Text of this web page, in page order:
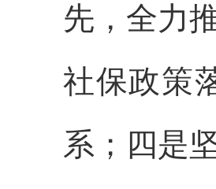
先，全力
社保政策
系；四是